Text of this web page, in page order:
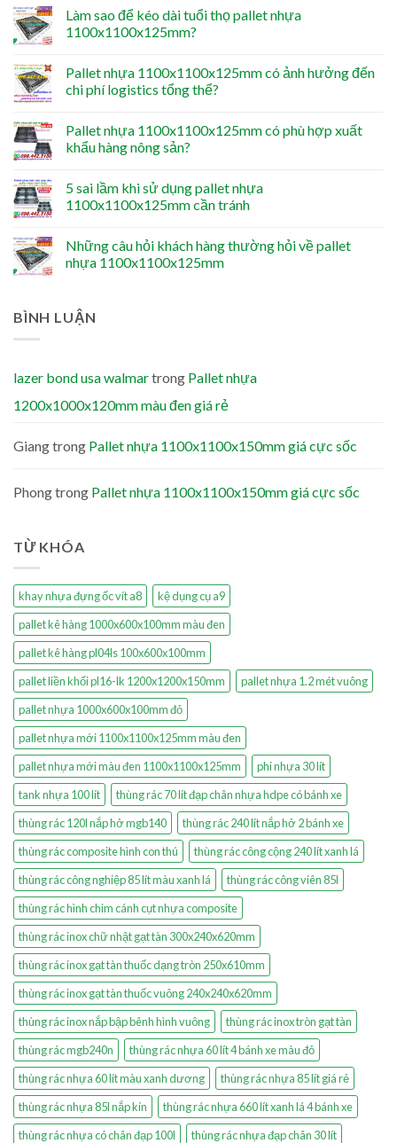
Làm sao để kéo dài tuổi thọ pallet nhựa
1100x1100x125mm?
Pallet nhựa 1100x1100x125mm có ảnh hưởng đến
chi phí logistics tổng thể?
Pallet nhựa 1100x1100x125mm có phù hợp xuất
khẩu hàng nông sản?
5 sai lầm khi sử dụng pallet nhựa
1100x1100x125mm cần tránh
Những câu hỏi khách hàng thường hỏi về pallet
nhựa 1100x1100x125mm
BÌNH LUẬN
lazer bond usa walmartrong Pallet nhựa
1200x1000x120mm màu đen giá rẻ
Giangtrong Pallet nhựa 1100x1100x150mm giá cực sốc
Phongtrong Pallet nhựa 1100x1100x150mm giá cực sốc
TỪ KHÓA
khay nhựa đựng ốc vít a8
kệ dụng cụ a9
pallet kê hàng 1000x600x100mm màu đen
pallet kê hàng pl04ls 100x600x100mm
pallet liền khối pl16-lk 1200x1200x150mm
pallet nhựa 1.2 mét vuông
pallet nhựa 1000x600x100mm đỏ
pallet nhựa mới 1100x1100x125mm màu đen
pallet nhựa mới màu đen 1100x1100x125mm
phi nhựa 30 lít
tank nhựa 100 lít
thùng rác 70 lít đạp chân nhựa hdpe có bánh xe
thùng rác 120l nắp hở mgb140
thùng rác 240 lít nắp hở 2 bánh xe
thùng rác composite hình con thú
thùng rác công cộng 240 lít xanh lá
thùng rác công nghiệp 85 lít màu xanh lá
thùng rác công viên 85l
thùng rác hình chim cánh cụt nhựa composite
thùng rác inox chữ nhật gạt tàn 300x240x620mm
thùng rác inox gạt tàn thuốc dạng tròn 250x610mm
thùng rác inox gạt tàn thuốc vuông 240x240x620mm
thùng rác inox nắp bập bênh hình vuông
thùng rác inox tròn gạt tàn
thùng rác mgb240n
thùng rác nhựa 60 lít 4 bánh xe màu đỏ
thùng rác nhựa 60 lít màu xanh dương
thùng rác nhựa 85 lít giá rẻ
thùng rác nhựa 85l nắp kín
thùng rác nhựa 660 lít xanh lá 4 bánh xe
thùng rác nhựa có chân đạp 100l
thùng rác nhựa đạp chân 30 lít